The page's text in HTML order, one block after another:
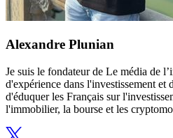
Alexandre Plunian
Je suis le fondateur de Le média de
d'expérience dans l'investissement et
d'éduquer les Français sur
l'immobilier, la bourse et les